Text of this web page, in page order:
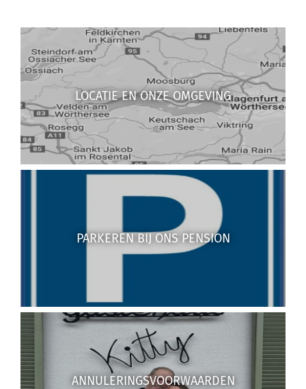
LOCATIE EN ONZE OMGEVING
PARKEREN BIJ ONS PENSION
ANNULERINGSVOORWAARDEN